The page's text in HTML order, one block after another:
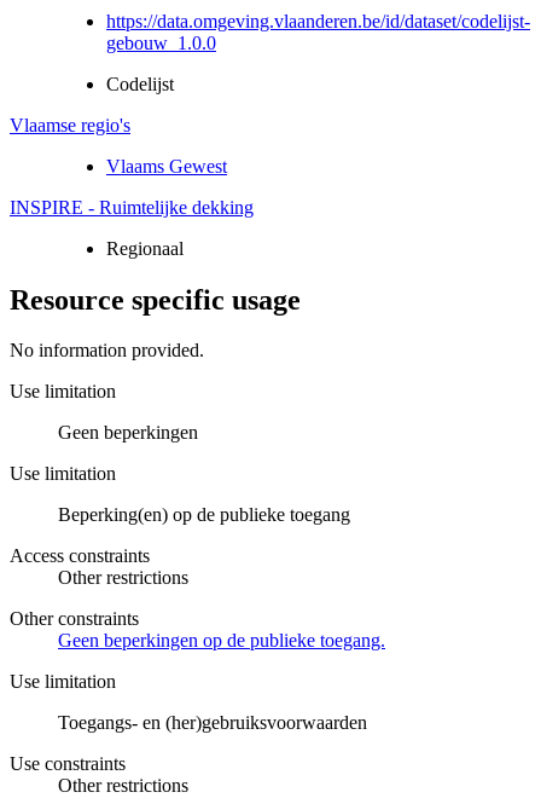
https://data.omgeving.vlaanderen.be/id/dataset/codelijst-
gebouw_1.0.0
Codelijst
Vlaamse regio's
Vlaams Gewest
INSPIRE - Ruimtelijke dekking
Regionaal
Resource specific usage
No information provided.
Use limitation
Geen beperkingen
Use limitation
Beperking(en) op de publieke toegang
Access constraints
Other restrictions
Other constraints
Geen beperkingen op de publieke toegang.
Use limitation
Toegangs- en (her)gebruiksvoorwaarden
Use constraints
Other restrictions